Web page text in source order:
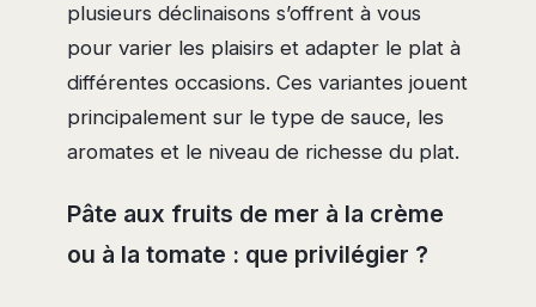
plusieurs déclinaisons s’offrent à vous
pour varier les plaisirs et adapter le plat à
différentes occasions. Ces variantes jouent
principalement sur le type de sauce, les
aromates et le niveau de richesse du plat.
Pâte aux fruits de mer à la crème
ou à la tomate : que privilégier ?